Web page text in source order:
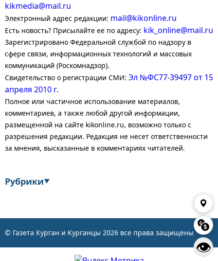
👁
kikmedia@mail.ru
Электронный адрес редакции: mail@kikonline.ru
Есть новость? Присылайте ее по адресу: kik_online@mail.ru
Зарегистрировано Федеральной службой по надзору в
сфере связи, информационных технологий и массовых
коммуникаций (Роскомнадзор).
Свидетельство о регистрации СМИ: Эл №ФС77-39497 от 15
апреля 2010 г.
Полное или частичное использование материалов,
комментариев, а также любой другой информации,
размещенной на сайте kikonline.ru, возможно только с
разрешения редакции. Редакция не несет ответственности
за мнения, высказанные в комментариях читателей.
Рубрики▼
© Газета Курган и Курганцы 2026 все права защищены